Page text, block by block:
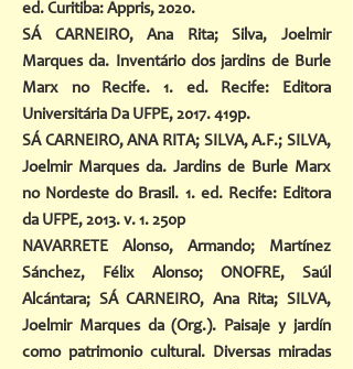
ed. Curitiba: Appris, 2020.
SÁ CARNEIRO, Ana Rita; Silva, Joelmir
Marques da. Inventário dos jardins de Burle
Marx no Recife. 1. ed. Recife: Editora
Universitária Da UFPE, 2017. 419p.
SÁ CARNEIRO, ANA RITA; SILVA, A.F.; SILVA,
Joelmir Marques da. Jardins de Burle Marx
no Nordeste do Brasil. 1. ed. Recife: Editora
da UFPE, 2013. v. 1. 250p
NAVARRETE Alonso, Armando; Martínez
Sánchez, Félix Alonso; ONOFRE, Saúl
Alcántara; SÁ CARNEIRO, Ana Rita; SILVA,
Joelmir Marques da (Org.). Paisaje y jardín
como patrimonio cultural. Diversas miradas